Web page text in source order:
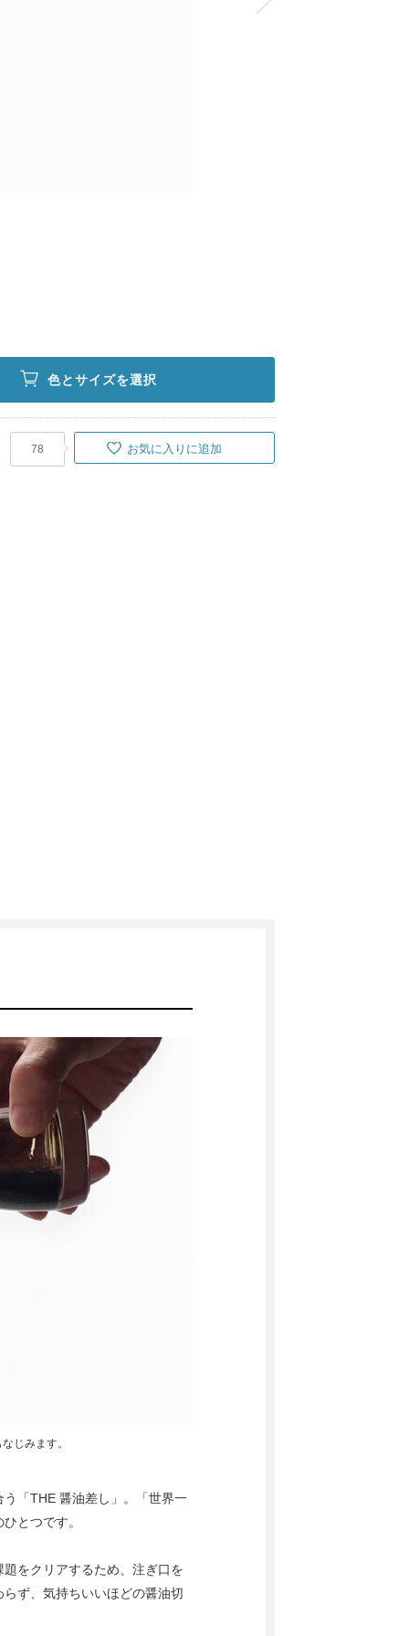
色とサイズを選択
78 お気に入りに追加
じみます。
「THE 醤油差し」。「世界一
とつです。
をクリアするため、注ぎ口を
ず、気持ちいいほどの醤油切